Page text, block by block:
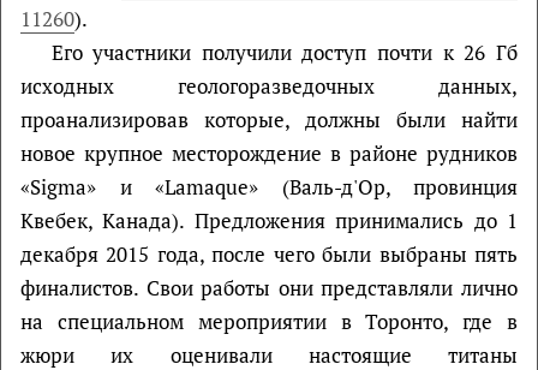
11260).
Его участники получили доступ почти к 26 Гб
исходных геологоразведочных данных,
проанализировав которые, должны были найти
новое крупное месторождение в районе рудников
«Sigma» и «Lamaque» (Валь-д'Ор, провинция
Квебек, Канада). Предложения принимались до 1
декабря 2015 года, после чего были выбраны пять
финалистов. Свои работы они представляли лично
на специальном мероприятии в Торонто, где в
жюри их оценивали настоящие титаны